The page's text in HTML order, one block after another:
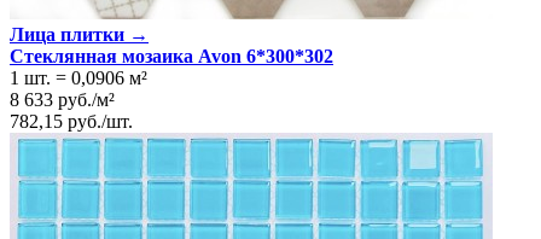
Лица плитки →
Стеклянная мозаика Avon 6*300*302
1 шт. = 0,0906 м²
8 633 руб./м²
782,15 руб./шт.